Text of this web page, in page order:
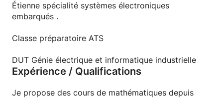
Je me déplace en Île-de-France.
- lundi au vendredi de 18h à 20h
Je reste à votre disposition pour toute information
Étienne spécialité systèmes électroniques
embarqués .
Classe préparatoire ATS
DUT Génie électrique et informatique industrielle
Expérience / Qualifications
Je propose des cours de mathématiques depuis